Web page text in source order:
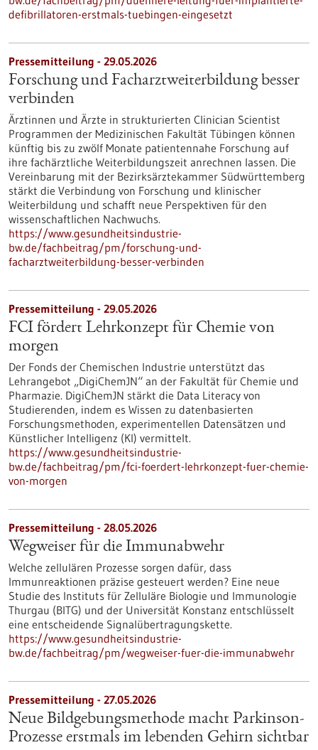
defibrillatoren-erstmals-tuebingen-eingesetzt
Pressemitteilung - 29.05.2026
Forschung und Facharztweiterbildung besser
verbinden
Ärztinnen und Ärzte in strukturierten Clinician Scientist
Programmen der Medizinischen Fakultät Tübingen können
künftig bis zu zwölf Monate patientennahe Forschung auf
ihre fachärztliche Weiterbildungszeit anrechnen lassen. Die
Vereinbarung mit der Bezirksärztekammer Südwürttemberg
stärkt die Verbindung von Forschung und klinischer
Weiterbildung und schafft neue Perspektiven für den
wissenschaftlichen Nachwuchs.
https://www.gesundheitsindustrie-
bw.de/fachbeitrag/pm/forschung-und-
facharztweiterbildung-besser-verbinden
Pressemitteilung - 29.05.2026
FCI fördert Lehrkonzept für Chemie von
morgen
Der Fonds der Chemischen Industrie unterstützt das
Lehrangebot „DigiChemJN“ an der Fakultät für Chemie und
Pharmazie. DigiChemJN stärkt die Data Literacy von
Studierenden, indem es Wissen zu datenbasierten
Forschungsmethoden, experimentellen Datensätzen und
Künstlicher Intelligenz (KI) vermittelt.
https://www.gesundheitsindustrie-
bw.de/fachbeitrag/pm/fci-foerdert-lehrkonzept-fuer-chemie-
von-morgen
Pressemitteilung - 28.05.2026
Wegweiser für die Immunabwehr
Welche zellulären Prozesse sorgen dafür, dass
Immunreaktionen präzise gesteuert werden? Eine neue
Studie des Instituts für Zelluläre Biologie und Immunologie
Thurgau (BITG) und der Universität Konstanz entschlüsselt
eine entscheidende Signalübertragungskette.
https://www.gesundheitsindustrie-
bw.de/fachbeitrag/pm/wegweiser-fuer-die-immunabwehr
Pressemitteilung - 27.05.2026
Neue Bildgebungsmethode macht Parkinson-
Prozesse erstmals im lebenden Gehirn sichtbar